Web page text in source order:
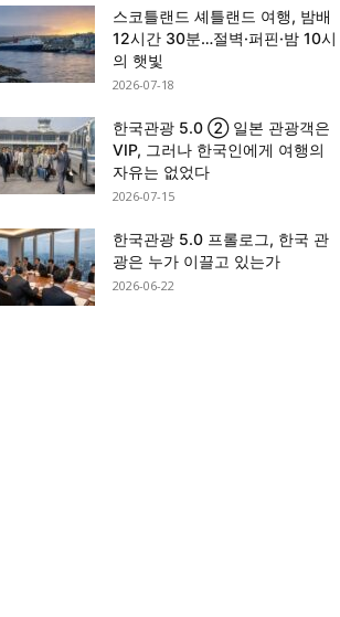
스코틀랜드 셰틀랜드 여행, 밤배
12시간 30분…절벽·퍼핀·밤 10시
의 햇빛
2026-07-18
한국관광 5.0 ② 일본 관광객은
VIP, 그러나 한국인에게 여행의
자유는 없었다
2026-07-15
한국관광 5.0 프롤로그, 한국 관
광은 누가 이끌고 있는가
2026-06-22